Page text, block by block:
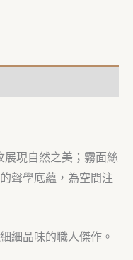
展現自然之美；霧面絲
聲學底蘊，為空間注
細品味的職人傑作。